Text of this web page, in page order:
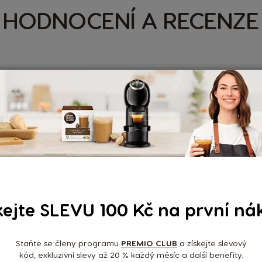
SLEVU 100 Kč na první
Staňte se členy programu PREMIO CLUB a získejte slevový
kód, exkluzivní slevy až 20 % každý měsíc a další benefity.
HODNOCENÍ A RECENZE
Nedávné recenze
Jiří Černý - 13/04/2026
Vynikající káva.